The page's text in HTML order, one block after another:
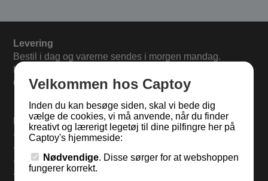
Levering
Bestil i dag og varerne sendes i morgen mandag.
Levering 33,- eller gratis ved køb over 500,-.
60 dages returret.
Find mere på:
-
Til forsiden
-
-
Tilmeld Nyhedsbrev
-
Besøg os i kælderen
Velkommen hos Captoy
Inden du kan besøge siden, skal vi bede dig
vælge de cookies, vi må anvende, når du finder
kreativt og lærerigt legetøj til dine pilfingre her på
Captoy's hjemmeside:
Nødvendige. Disse sørger for at webshoppen
fungerer korrekt.